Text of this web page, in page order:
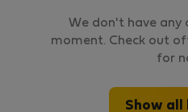
We don't have
moment. Check out
for
Show all